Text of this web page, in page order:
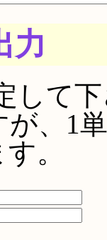
力
して
、1
。